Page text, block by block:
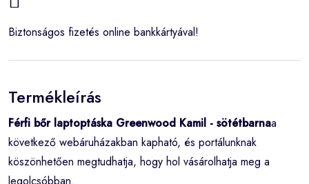
Biztonságos fizetés online bankkártyával!
Termékleírás
Férfi bőr laptoptáska Greenwood Kamil - sötétbarnaa
következő webáruházakban kapható, és portálunknak
köszönhetően megtudhatja, hogy hol vásárolhatja meg a
legolcsóbban.